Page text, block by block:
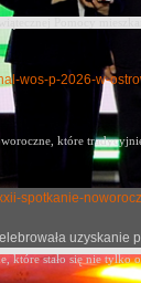
wos-p-2026-w-
które
spotkanie-
które stało się nie